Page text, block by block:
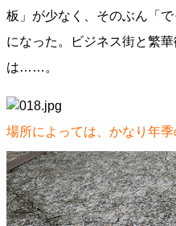
板」が少なく、そのぶん「
になった。ビジネス街と繁
は……。
場所によっては、かなり年